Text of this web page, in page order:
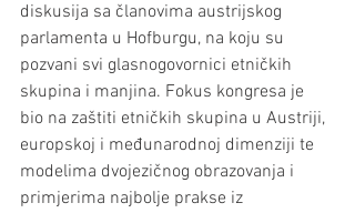
diskusija sa članovima austrijskog
parlamenta u Hofburgu, na koju su
pozvani svi glasnogovornici etničkih
skupina i manjina. Fokus kongresa je
bio na zaštiti etničkih skupina u Austriji,
europskoj i međunarodnoj dimenziji te
modelima dvojezičnog obrazovanja i
primjerima najbolje prakse iz